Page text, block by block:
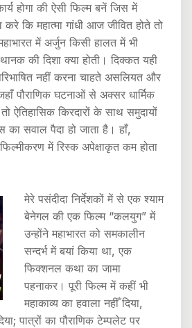
होगा की ऐसी फिल्म बनें जिस में
कि महात्मा गांधी आज जीवित होते तो
में अर्जुन किसी हालत में भी
की दिशा क्या होती। दिक्कत यही
नहीं करना चाहते असलियत और
पौराणिक घटनाओं से अक्सर धार्मिक
ऐतिहासिक किरदारों के साथ समुदायों
का सवाल पैदा हो जाता है। हाँ,
में रिस्क अपेक्षाकृत कम होता
मेरे पसंदीदा निर्देशकों में से एक श्याम
बेनेगल की एक फिल्म “कलयुग” में
उन्होंने महाभारत को समकालीन
सन्दर्भ में बयां किया था, एक
फिक्शनल कथा का जामा
पहनाकर। पूरी फिल्म में कहीं भी
महाकाव्य का हवाला नहीँ दिया,
पात्रों का पौराणिक टेम्पलेट पर